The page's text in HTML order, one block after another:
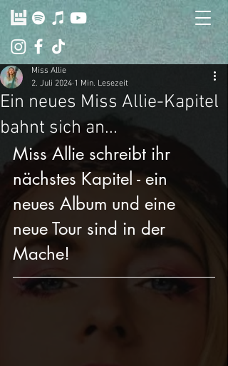
Ein neues Miss Allie-Kapitel
bahnt sich an...
Miss Allie
2. Juli 2024 1 Min. Lesezeit
Miss Allie schreibt ihr
nächstes Kapitel - ein
neues Album und eine
neue Tour sind in der
Mache!